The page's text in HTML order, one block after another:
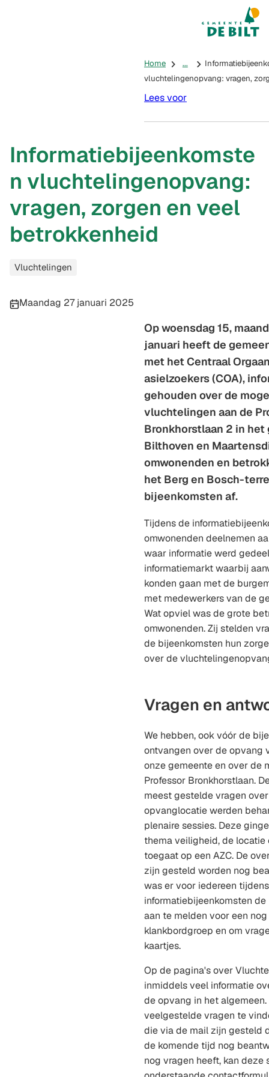
Mijn De Bilt
(Verwijst
Home ...
vluchtelingenopvang: vragen,
Lees voor
Informatiebijeenkomste
n vluchtelingenopvang:
vragen, zorgen en veel
betrokkenheid
Vluchtelingen
Publicatiedatum:
Maandag 27 januari 2025
Op woensdag 15,
januari heeft de
met het Centraal
asielzoekers (COA),
gehouden over de
vluchtelingen aan de
Bronkhorstlaan 2 in
Bilthoven en
omwonenden en
het Berg en Bosch-
bijeenkomsten af.
Tijdens de
omwonenden deelnemen
waar informatie werd
informatiemarkt waarbij
konden gaan met de
met medewerkers van de
Wat opviel was de grote
omwonenden. Zij stelden
de bijeenkomsten hun
over de
Vragen en
We hebben, ook vóór de
ontvangen over de opvang
onze gemeente en over de
Professor Bronkhorstlaan.
meest gestelde vragen
opvanglocatie werden
plenaire sessies. Deze
thema veiligheid, de locatie
toegaat op een AZC. De
zijn gesteld worden nog
was er voor iedereen
informatiebijeenkomsten
aan te melden voor een
klankbordgroep en om
kaartjes.
Op de pagina's over
inmiddels veel informatie
de opvang in het
veelgestelde vragen te
die via de mail zijn gesteld
de komende tijd nog
nog vragen heeft, kan deze